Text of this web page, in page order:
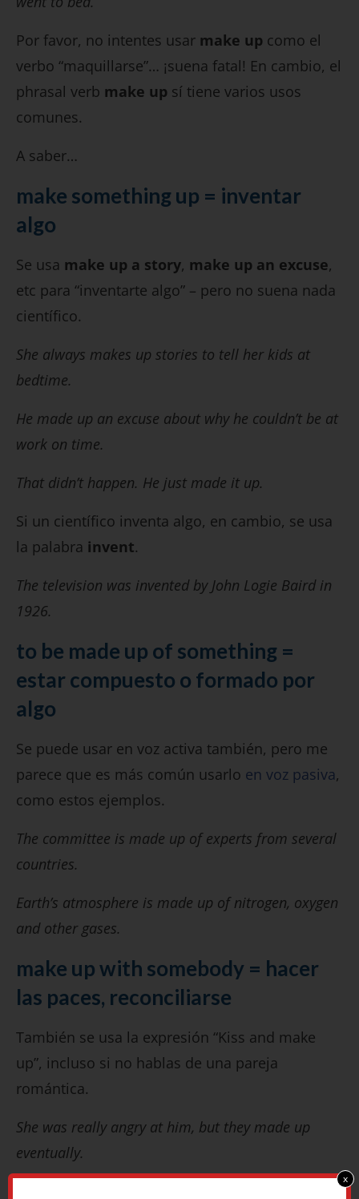
Por favor, no intentes usar make up como el
verbo “maquillarse”… ¡suena fatal! En cambio, el
phrasal verb make up sí tiene varios usos
comunes.
A saber…
make something up = inventar
algo
Se usa make up a story, make up an excuse,
etc para “inventarte algo” – pero no suena nada
científico.
She always makes up stories to tell her kids at
bedtime.
He made up an excuse about why he couldn’t be at
work on time.
That didn’t happen. He just made it up.
Si un científico inventa algo, en cambio, se usa
la palabra invent.
The television was invented by John Logie Baird in
1926.
to be made up of something =
estar compuesto o formado por
algo
Se puede usar en voz activa también, pero me
parece que es más común usarlo en voz pasiva,
como estos ejemplos.
The committee is made up of experts from several
countries.
Earth’s atmosphere is made up of nitrogen, oxygen
and other gases.
make up with somebody = hacer
las paces, reconciliarse
También se usa la expresión “Kiss and make
up”, incluso si no hablas de una pareja
romántica.
She was really angry at him, but they made up
eventually.
x